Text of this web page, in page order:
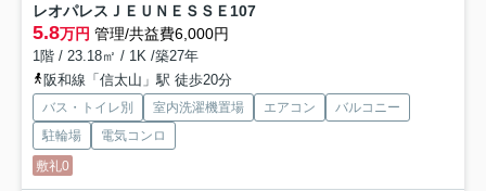
レオパレスＪＥＵＮＥＳＳＥ107
5.8万円 管理/共益費6,000円
1階 / 23.18㎡ / 1K /築27年
阪和線「信太山」駅 徒歩20分
バス・トイレ別 室内洗濯機置場 エアコン
バルコニー
駐輪場
電気コンロ
敷礼0